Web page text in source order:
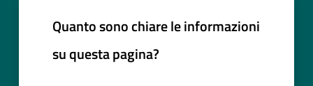
Quanto sono chiare le informazioni
su questa pagina?